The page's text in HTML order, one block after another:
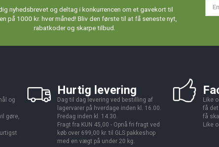
nyhedsbrevet og deltag i konkurrencen om et gavekort til
på 1000 kr. hver måned! Bliv den første til at få seneste nyt,
rabatkoder og skarpe tilbud.
og
gøre,
Hurtig levering
Dag til dag levering ved bestilling af
lagervarer på hverdage inden kl. 16.00.
Fredag inden kl. 14.30.
Fragt fra KUN 45,00 - Opnå fri fragt ved
køb over 699,00 kr. til GLS pakkeshop
med en vægt på under 20 kg.
Like
få
få
Like